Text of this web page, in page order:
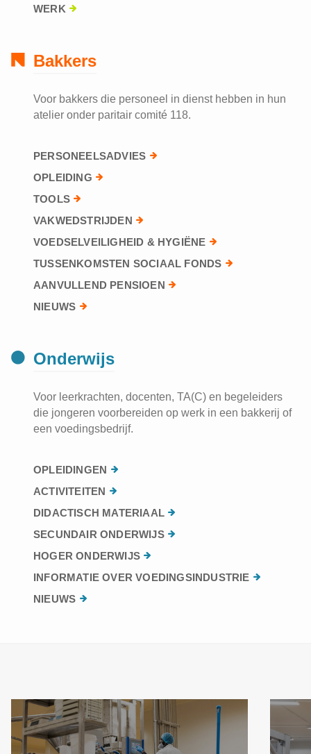
WERK
Bakkers
Voor bakkers die personeel in dienst hebben in hun
atelier onder paritair comité 118.
PERSONEELSADVIES
OPLEIDING
TOOLS
VAKWEDSTRIJDEN
VOEDSELVEILIGHEID & HYGIËNE
TUSSENKOMSTEN SOCIAAL FONDS
AANVULLEND PENSIOEN
NIEUWS
Onderwijs
Voor leerkrachten, docenten, TA(C) en begeleiders
die jongeren voorbereiden op werk in een bakkerij of
een voedingsbedrijf.
OPLEIDINGEN
ACTIVITEITEN
DIDACTISCH MATERIAAL
SECUNDAIR ONDERWIJS
HOGER ONDERWIJS
INFORMATIE OVER VOEDINGSINDUSTRIE
NIEUWS